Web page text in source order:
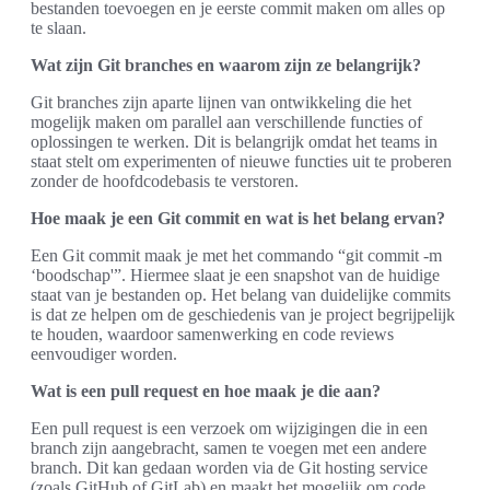
bestanden toevoegen en je eerste commit maken om alles op
te slaan.
Wat zijn Git branches en waarom zijn ze belangrijk?
Git branches zijn aparte lijnen van ontwikkeling die het
mogelijk maken om parallel aan verschillende functies of
oplossingen te werken. Dit is belangrijk omdat het teams in
staat stelt om experimenten of nieuwe functies uit te proberen
zonder de hoofdcodebasis te verstoren.
Hoe maak je een Git commit en wat is het belang ervan?
Een Git commit maak je met het commando “git commit -m
‘boodschap'”. Hiermee slaat je een snapshot van de huidige
staat van je bestanden op. Het belang van duidelijke commits
is dat ze helpen om de geschiedenis van je project begrijpelijk
te houden, waardoor samenwerking en code reviews
eenvoudiger worden.
Wat is een pull request en hoe maak je die aan?
Een pull request is een verzoek om wijzigingen die in een
branch zijn aangebracht, samen te voegen met een andere
branch. Dit kan gedaan worden via de Git hosting service